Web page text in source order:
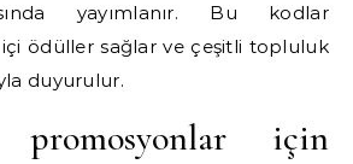
yayımlanır. Bu kodlar
ödüller sağlar ve çeşitli topluluk
duyurulur.
promosyonlar için